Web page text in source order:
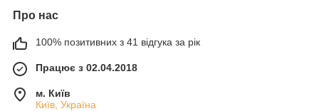
Про нас
100% позитивних з 41 відгука за рік
Працює з 02.04.2018
м. Київ
Київ, Україна